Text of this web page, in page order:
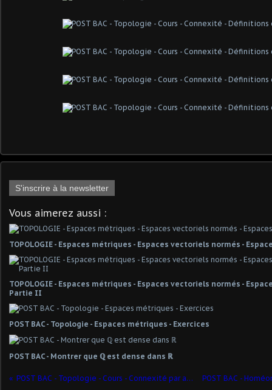
S'inscrire à la newsletter
Vous aimerez aussi :
TOPOLOGIE - Espaces métriques - Espaces vectoriels normés -
TOPOLOGIE - Espaces métriques - Espaces vectoriels normés -
Partie II
POST BAC - Topologie - Espaces métriques - Exercices
POST BAC - Montrer que ℚ est dense dans ℝ
POST BAC - Topologie - Cours - Connexité par arcs